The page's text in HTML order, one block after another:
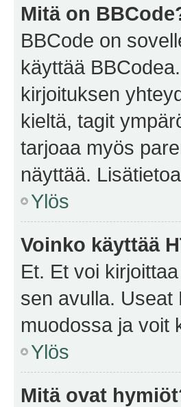
Mitä on
BBCode on
käyttää
kirjoituksen
kieltä, tagit
tarjoaa myös
näyttää.
Ylös
Voinko käyttää
Et. Et voi
sen avulla. Useat
muodossa ja voit
Ylös
Mitä ovat